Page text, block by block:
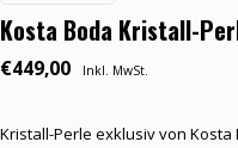
Kosta Boda Kristall-
€449,00 Inkl. MwSt.
Kristall-Perle exklusiv von